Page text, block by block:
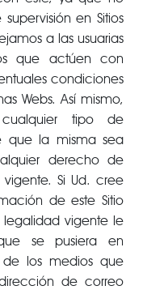
en Sitios
a las usuarias
que actúen con
condiciones
Webs. Así mismo,
cualquier tipo de
que la misma sea
derecho de
Si Ud. cree
de este Sitio
vigente le
se pusiera en
los medios que
de correo